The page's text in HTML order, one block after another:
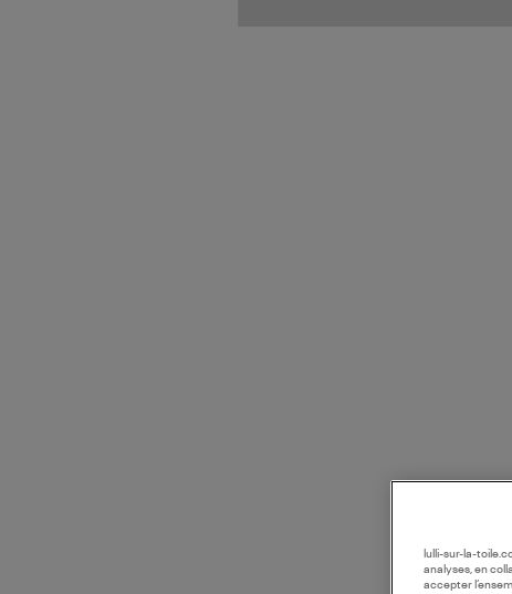
lulli-sur-la-
analyses, en
accepter